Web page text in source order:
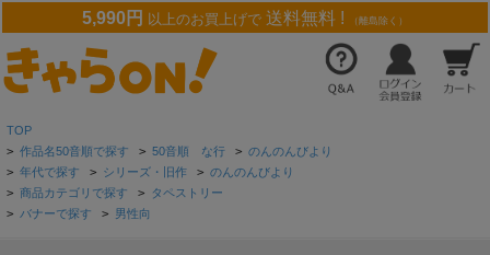
5,990円 以上のお買上げで 送料無料 ! （離島除く）
TOP
> 作品名50音順で探す > 50音順 な行 > のんのんびより
> 年代で探す > シリーズ・旧作 > のんのんびより
> 商品カテゴリで探す > タペストリー
> バナーで探す > 男性向